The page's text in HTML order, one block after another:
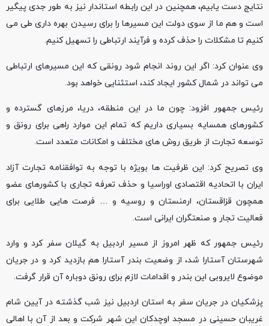
نتایج دست یابیم، همچنین در این رابطه استاندار نیز به طور جدی پیگیر
است و هم ما از سوی دولت این مسیرها را برای رسیدن بهره داری طی می
کنیم تا مشکلات را حذف کرده و فرآیند ارتباطی را تسهیل کنیم.
وی عنوان کرد: اگر این روند انجام شود رونقی که این مسیرهای ارتباطی
می تواند در شمال کشور ایجاد کند، استثنایی خواهد بود.
رئیس جمهور افزود: چون ما در این منطقه، دریا، مرزهای گسترده و
کشورهای همسایه بسیاری داریم که تمام این موارد راهی برای رونق و
توسعه تجارت از طریق روش های مختلف و امکانات متعدد است.
وی تصریح کرد: این ظرفیت ها بویژه با توجه به توافقنامه تجارت آزاد
ایران با اتحادیه اقتصادی اوراسیا و حذف تعرفه تجاری با کشورهای عضو
همچون قزاقستان، ارمنستان و روسیه و … فرصت هایی طلایی برای
فعالیت تجار و صنعتگران ایرانی است.
رئیس جمهور که ظهر امروز از مسیر اردبیل به گیلان سفر کرد و وارد
شهرستان آستارا شد، از وضعیت بندر آستارا هم بازدید کرد و در جریان
موضوع لایروبی این بندر و اقدامات لازم برای رونق دوباره آن قرار گرفت.
پزشکیان در جریان سفر به استان اردبیل نیز شب گذشته در آیین شام
غریبان حسینی در مسجد اوچدکان این شهر شرکت و بعد از آن با اهالی